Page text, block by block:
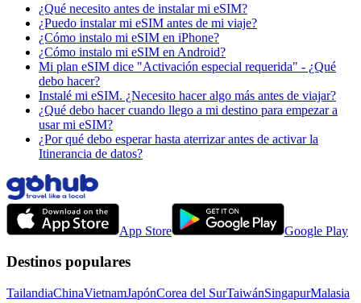
¿Qué necesito antes de instalar mi eSIM?
¿Puedo instalar mi eSIM antes de mi viaje?
¿Cómo instalo mi eSIM en iPhone?
¿Cómo instalo mi eSIM en Android?
Mi plan eSIM dice "Activación especial requerida" - ¿Qué
debo hacer?
Instalé mi eSIM. ¿Necesito hacer algo más antes de viajar?
¿Qué debo hacer cuando llego a mi destino para empezar a
usar mi eSIM?
¿Por qué debo esperar hasta aterrizar antes de activar la
Itinerancia de datos?
App Store Google Play
Destinos populares
TailandiaChinaVietnamJapónCorea del SurTaiwánSingapurMalasia